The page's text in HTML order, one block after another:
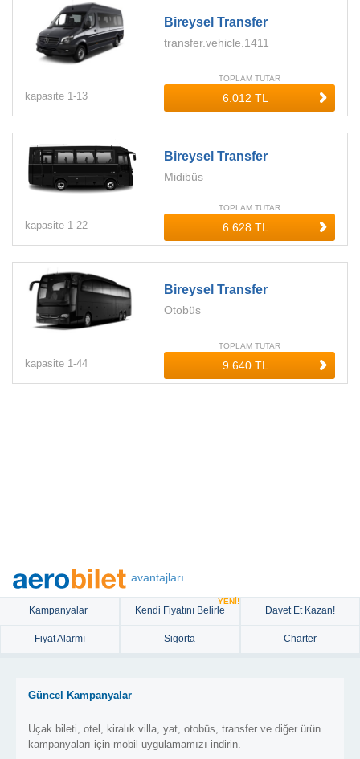
Bireysel Transfer
transfer.vehicle.1411
kapasite 1-13
TOPLAM TUTAR
Bireysel Transfer
Midibüs
kapasite 1-22
TOPLAM TUTAR
Bireysel Transfer
Otobüs
kapasite 1-44
TOPLAM TUTAR
avantajları
Kampanyalar Kendi Fiyatını Belirle
YENİ!
Davet Et Kazan!
Fiyat Alarmı Sigorta Charter
Güncel Kampanyalar
Uçak bileti, otel, kiralık villa, yat, otobüs, transfer ve diğer ürün
kampanyaları için mobil uygulamamızı indirin.